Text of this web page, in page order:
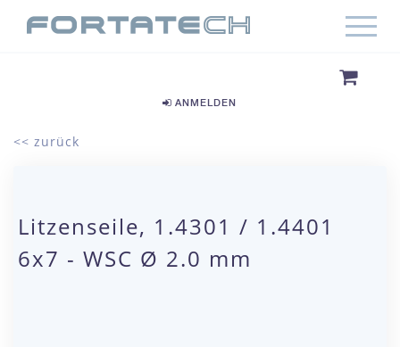
ANMELDEN
<< zurück
Litzenseile, 1.4301 / 1.4401
6x7 - WSC Ø 2.0 mm